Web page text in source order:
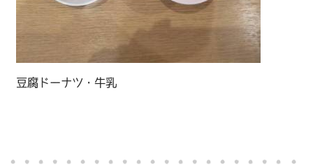
豆腐ドーナツ・牛乳